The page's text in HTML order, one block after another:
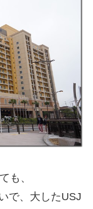
も、
で、大したUSJ